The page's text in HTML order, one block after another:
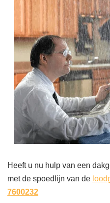
Heeft u nu hulp van een
met de spoedlijn van de
7600232